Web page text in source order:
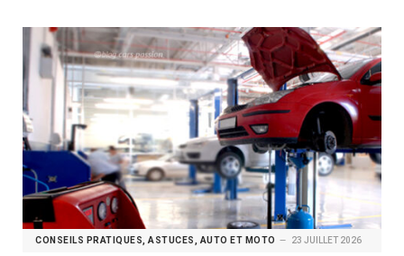
CONSEILS PRATIQUES, ASTUCES, AUTO ET MOTO 23 JUILLET 2026